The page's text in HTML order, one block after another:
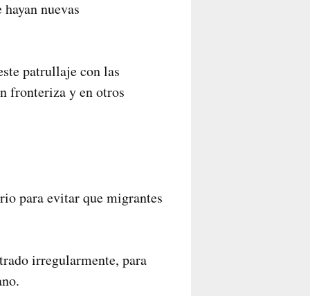
nuevas
patrullaje con las
fronteriza y en otros
para evitar que migrantes
irregularmente, para